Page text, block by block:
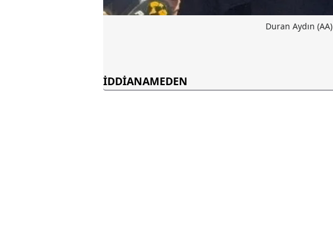
Duran Aydın (AA)
İDDİANAMEDEN